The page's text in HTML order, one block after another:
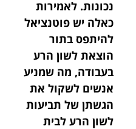
נכונות. לאמירות
כאלה יש פוטנציאל
להיתפס בתור
הוצאת לשון הרע
בעבודה, מה שמניע
אנשים לשקול את
הגשתן של תביעות
לשון הרע לבית